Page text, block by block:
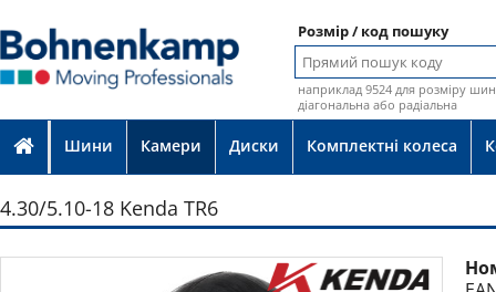
Розмір / код пошуку
наприклад 9524 для розміру
діагональна або радіальна
Шини Камери Диски Комплектні колеса
4.30/5.10-18 Kenda TR6
Фото